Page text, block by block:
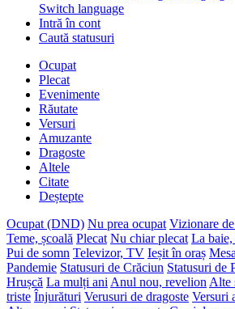
Switch language
Intră în cont
Caută statusuri
Ocupat
Plecat
Evenimente
Răutate
Versuri
Amuzante
Dragoste
Altele
Citate
Deștepte
Ocupat (DND) Nu prea ocupat Vizionare
Teme, școală Plecat Nu chiar plecat La baie,
Pui de somn Televizor, TV Ieșit în oraș
Pandemie Statusuri de Crăciun Statusuri de
Hrușcă La mulți ani Anul nou, revelion Alte
triste Înjurături Verusuri de dragoste Versuri